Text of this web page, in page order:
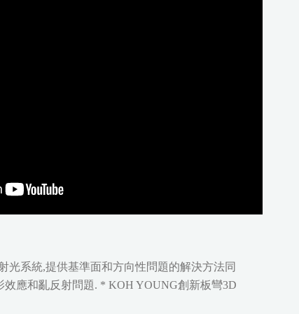
光系統,提供基準面和方向性問題的解決方法同
效應和亂反射問題. * KOH YOUNG創新板彎3D